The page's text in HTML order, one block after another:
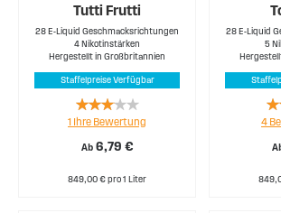
Tutti Frutti
28 E-Liquid Geschmacksrichtungen
4 Nikotinstärken
Hergestellt in Großbritannien
Staffelpreise Verfügbar
Ab 6,79 €
Rating:
60%
1 Ihre Bewertung
849,00 € pro 1 Liter
28 E-Liquid
5
4